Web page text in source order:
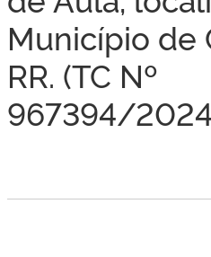
Município de
RR. (TC Nº
967394/